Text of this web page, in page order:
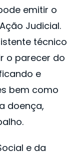
emitir o
Judicial.
técnico
o parecer do
e
bem como
doença,
e da